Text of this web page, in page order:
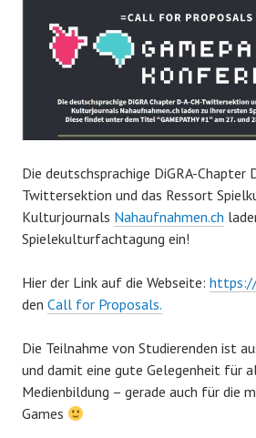
Die deutschsprachige DiGRA-Chapter
Twittersektion und das Ressort
Kulturjournals Nahaufnahmen.ch
Spielekulturfachtagung ein!
Hier der Link auf die Webseite:
den Call for Proposals.
Die Teilnahme von Studierenden ist
und damit eine gute Gelegenheit für
Medienbildung – gerade auch für die
Games